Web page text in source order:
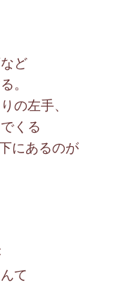
ど
。
の左手、
くる
にあるのが
て